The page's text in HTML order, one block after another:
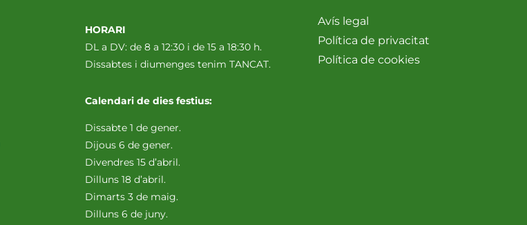
HORARI
DL a DV: de 8 a 12:30 i de 15 a 18:30 h.
Dissabtes i diumenges tenim TANCAT.
Calendari de dies festius:
Dissabte 1 de gener.
Dijous 6 de gener.
Divendres 15 d’abril.
Dilluns 18 d’abril.
Dimarts 3 de maig.
Dilluns 6 de juny.
Avís legal
Política de privacitat
Política de cookies